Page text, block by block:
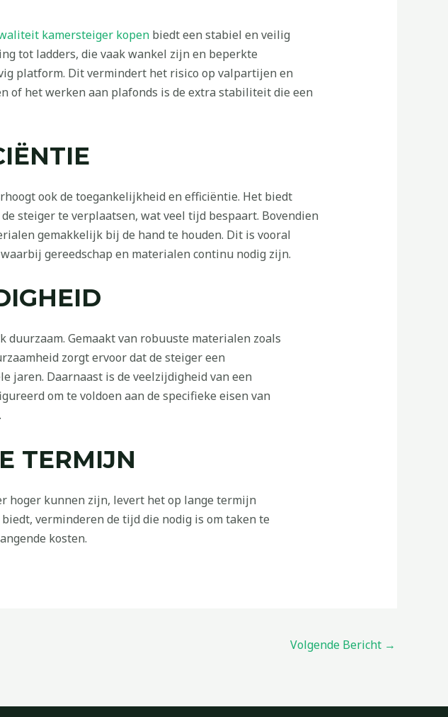
kamersteiger kopenbiedt een stabiel en veilig
tot ladders, die vaak wankel zijn en beperkte
platform. Dit vermindert het risico op valpartijen en
of het werken aan plafonds is de extra stabiliteit die een
ook de toegankelijkheid en efficiëntie. Het biedt
steiger te verplaatsen, wat veel tijd bespaart. Bovendien
gemakkelijk bij de hand te houden. Dit is vooral
gereedschap en materialen continu nodig zijn.
Gemaakt van robuuste materialen zoals
zorgt ervoor dat de steiger een
jaren. Daarnaast is de veelzijdigheid van een
om te voldoen aan de specifieke eisen van
TERMIJN
hoger kunnen zijn, levert het op lange termijn
verminderen de tijd die nodig is om taken te
kosten.
Volgende Bericht →